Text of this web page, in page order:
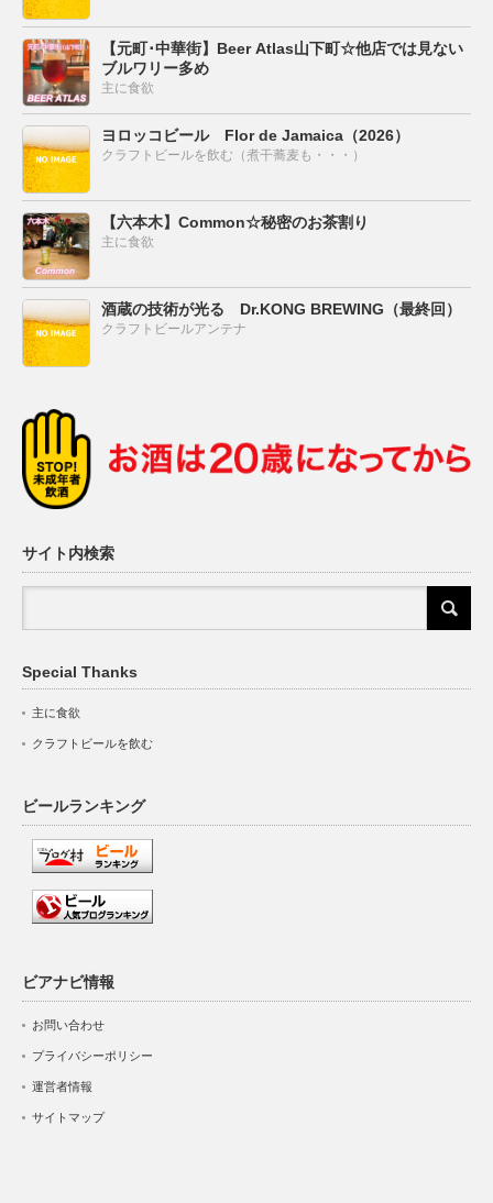
【元町･中華街】Beer Atlas山下町☆他店では見ない
ブルワリー多め
主に食欲
ヨロッコビール Flor de Jamaica（2026）
クラフトビールを飲む（煮干蕎麦も・・・）
【六本木】Common☆秘密のお茶割り
主に食欲
酒蔵の技術が光る Dr.KONG BREWING（最終回）
クラフトビールアンテナ
サイト内検索
Special Thanks
主に食欲
クラフトビールを飲む
ビールランキング
ビアナビ情報
お問い合わせ
プライバシーポリシー
運営者情報
サイトマップ